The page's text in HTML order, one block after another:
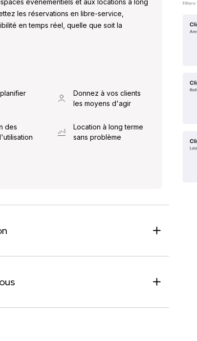
les réservations en libre-service,
en temps réel, quelle que soit la
Donnez à vos clients
les moyens d'agir
des
Location à long terme
sans problème